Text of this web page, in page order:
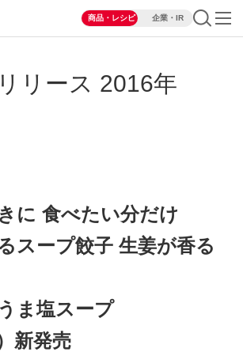
商品・レシピ 企業・IR
リース 2016年
に 食べたい分だけ
スープ餃子 生姜が香る
ま塩スープ
新発売